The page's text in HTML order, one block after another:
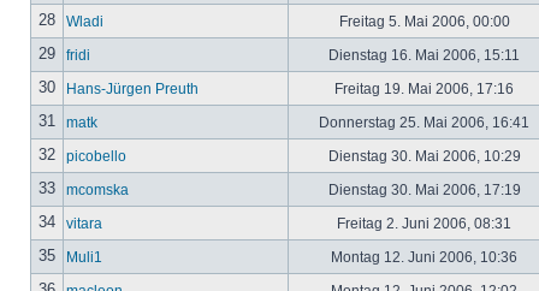
28 Wladi Freitag 5. Mai 2006, 00:00
29 fridi Dienstag 16. Mai 2006, 15:11
30 Hans-Jürgen Preuth Freitag 19. Mai 2006, 17:16
31 matk Donnerstag 25. Mai 2006, 16:41
32 picobello Dienstag 30. Mai 2006, 10:29
33 mcomska Dienstag 30. Mai 2006, 17:19
34 vitara Freitag 2. Juni 2006, 08:31
35 Muli1 Montag 12. Juni 2006, 10:36